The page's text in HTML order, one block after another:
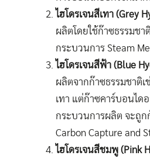
ไฮโดรเจนสีเทา (Grey
ผลิตโดยใช้ก๊าซธรรมช
กระบวนการ Steam
ไฮโดรเจนสีฟ้า (Blue
ผลิตจากก๊าซธรรมชาติเ
เทา แต่ก๊าซคาร์บอนได
กระบวนการผลิต จะถูก
Carbon Capture and
ไฮโดรเจนสีชมพู (Pink